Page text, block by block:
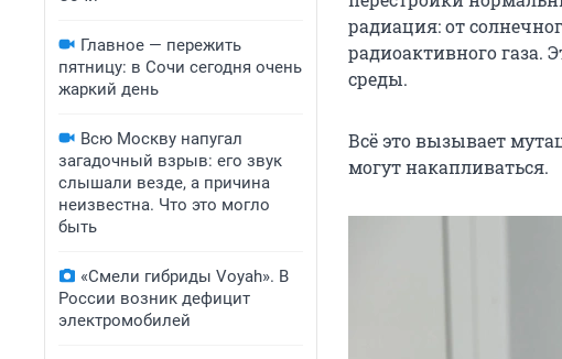
Главное — пережить
пятницу: в Сочи сегодня очень
жаркий день
Всю Москву напугал
загадочный взрыв: его звук
слышали везде, а причина
неизвестна. Что это могло
быть
«Смели гибриды Voyah». В
России возник дефицит
электромобилей
радиация: от
радиоактивного газа.
среды.
Всё это вызывает
могут накапливаться.